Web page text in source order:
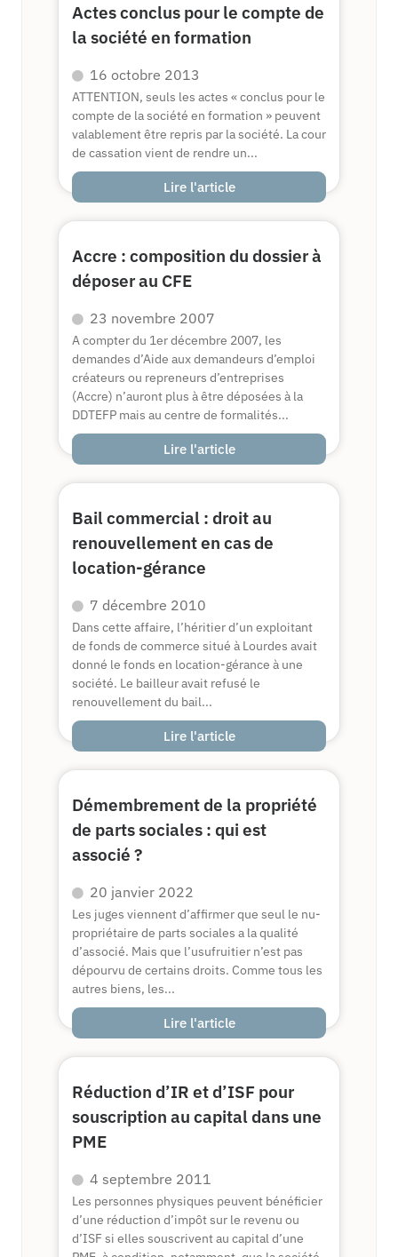
Actes conclus pour le compte de
la société en formation
16 octobre 2013
ATTENTION, seuls les actes « conclus pour le
compte de la société en formation » peuvent
valablement être repris par la société. La cour
de cassation vient de rendre un...
Lire l'article
Accre : composition du dossier à
déposer au CFE
23 novembre 2007
A compter du 1er décembre 2007, les
demandes d’Aide aux demandeurs d’emploi
créateurs ou repreneurs d’entreprises
(Accre) n’auront plus à être déposées à la
DDTEFP mais au centre de formalités...
Lire l'article
Bail commercial : droit au
renouvellement en cas de
location-gérance
7 décembre 2010
Dans cette affaire, l’héritier d’un exploitant
de fonds de commerce situé à Lourdes avait
donné le fonds en location-gérance à une
société. Le bailleur avait refusé le
renouvellement du bail...
Lire l'article
Démembrement de la propriété
de parts sociales : qui est
associé ?
20 janvier 2022
Les juges viennent d’affirmer que seul le nu-
propriétaire de parts sociales a la qualité
d’associé. Mais que l’usufruitier n’est pas
dépourvu de certains droits. Comme tous les
autres biens, les...
Lire l'article
Réduction d’IR et d’ISF pour
souscription au capital dans une
PME
4 septembre 2011
Les personnes physiques peuvent bénéficier
d’une réduction d’impôt sur le revenu ou
d’ISF si elles souscrivent au capital d’une